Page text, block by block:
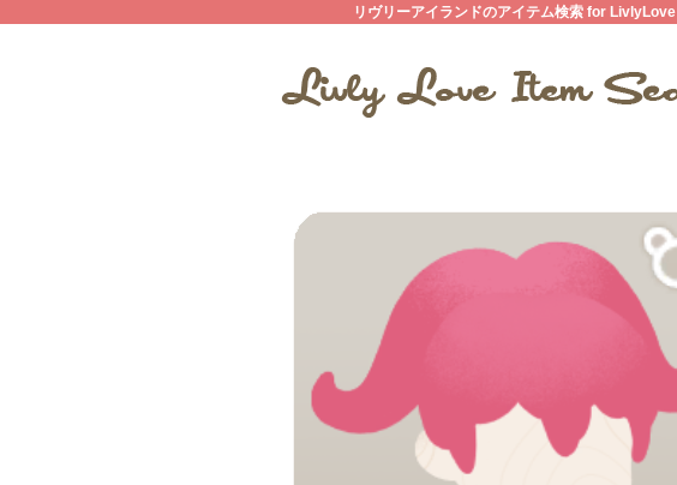
リヴリーアイランドのアイテム検索 for LivlyLove